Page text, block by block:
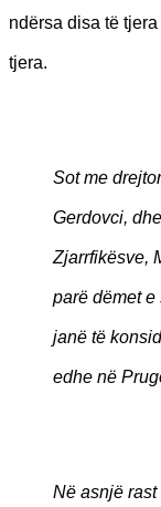
ndërsa disa të
tjera.
Sot me
Gerdovci,
Zjarrfikësve,
parë dëmet e
janë të
edhe në
Në asnjë rast